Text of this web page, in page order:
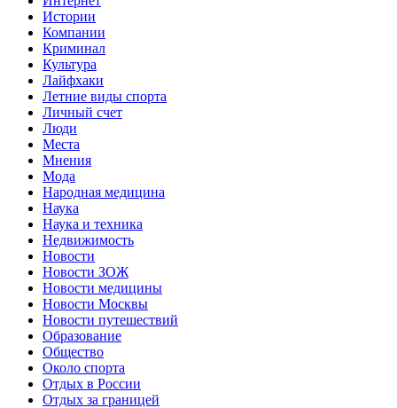
Истории
Компании
Криминал
Культура
Лайфхаки
Летние виды спорта
Личный счет
Люди
Места
Мнения
Мода
Народная медицина
Наука
Наука и техника
Недвижимость
Новости
Новости ЗОЖ
Новости медицины
Новости Москвы
Новости путешествий
Образование
Общество
Около спорта
Отдых в России
Отдых за границей